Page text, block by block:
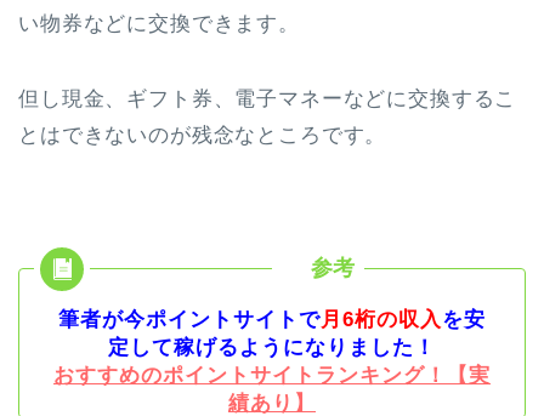
い物券などに交換できます。
但し現金、ギフト券、電子マネーなどに交換するこ
とはできないのが残念なところです。
筆者が今ポイントサイトで月6桁の収入を安
定して稼げるようになりました！
おすすめのポイントサイトランキング！【実
績あり】